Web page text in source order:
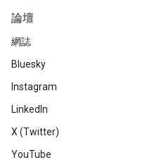
論壇
網誌
Bluesky
Instagram
LinkedIn
X (Twitter)
YouTube